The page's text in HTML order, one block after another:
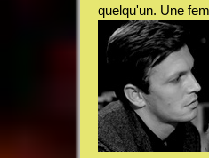
quelqu'un. Une